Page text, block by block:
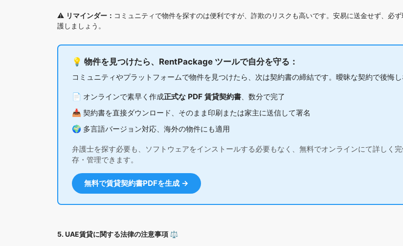
⚠️ リマインダー： コミュニティで物件を探すのは便利ですが、詐欺のリスクも高いです。安易に送金せず、必
護しましょう。
💡 物件を見つけたら、RentPackage ツールで自分を守る：
コミュニティやプラットフォームで物件を見つけたら、次は契約書の締結です。曖昧な契約で後悔
📄 オンラインで素早く作成正式な PDF 賃貸契約書 、数分で完了
📥 契約書を直接ダウンロード、そのまま印刷または家主に送信して署名
🌍 多言語バージョン対応、海外の物件にも適用
弁護士を探す必要も、ソフトウェアをインストールする必要もなく、無料でオンラインにて詳しく
存・管理できます。
無料で賃貸契約書PDFを生成 →
5. UAE賃貸に関する法律の注意事項 ⚖️